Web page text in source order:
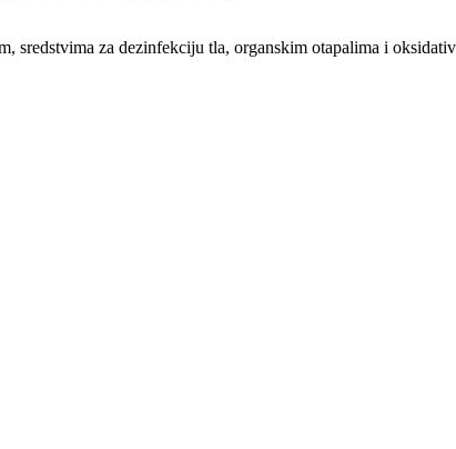
sredstvima za dezinfekciju tla, organskim otapalima i